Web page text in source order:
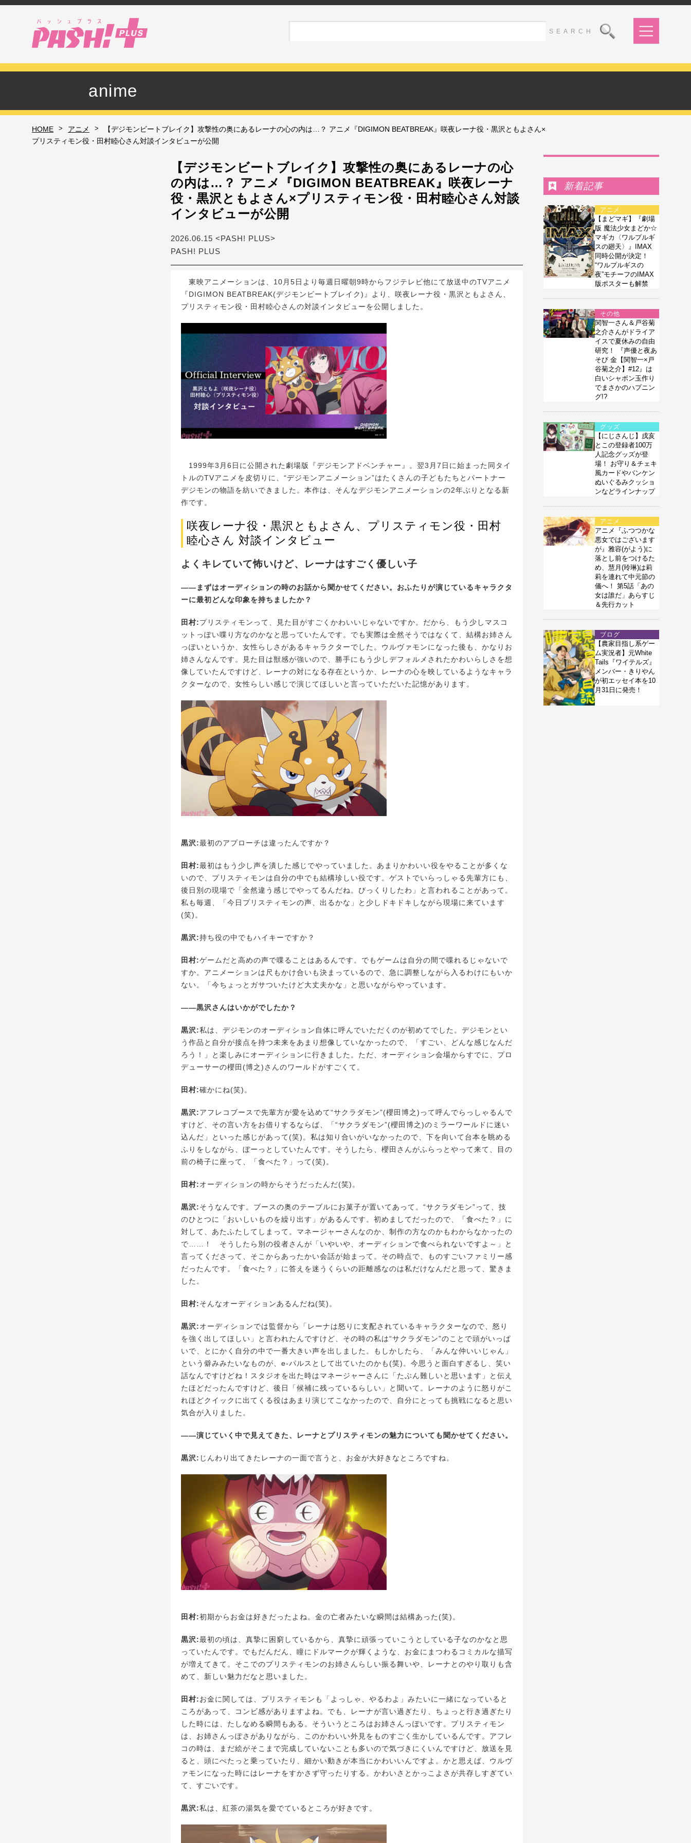
anime
HOME > アニメ >
【デジモンビートブレイク】攻撃性の奥にあるレーナの心の内は…？ アニメ『DIGIMON BEATBREAK』咲夜レーナ役・黒沢ともよさん×
プリスティモン役・田村睦心さん対談インタビューが公開
【デジモンビートブレイク】攻撃性の奥にあるレーナの心
の内は…？ アニメ『DIGIMON BEATBREAK』咲夜レーナ
役・黒沢ともよさん×プリスティモン役・田村睦心さん対談
インタビューが公開
2026.06.15 <PASH! PLUS>
PASH! PLUS
東映アニメーションは、10月5日より毎週日曜朝9時からフジテレビ他にて放送中のTVアニメ
『DIGIMON BEATBREAK(デジモンビートブレイク)』より、咲夜レーナ役・黒沢ともよさん、
プリスティモン役・田村睦心さんの対談インタビューを公開しました。
1999年3月6日に公開された劇場版『デジモンアドベンチャー』。翌3月7日に始まった同タイ
トルのTVアニメを皮切りに、“デジモンアニメーション”はたくさんの子どもたちとパートナー
デジモンの物語を紡いできました。本作は、そんなデジモンアニメーションの2年ぶりとなる新
作です。
咲夜レーナ役・黒沢ともよさん、プリスティモン役・田村
睦心さん 対談インタビュー
よくキレていて怖いけど、レーナはすごく優しい子
――まずはオーディションの時のお話から聞かせてください。おふたりが演じているキャラクタ
ーに最初どんな印象を持ちましたか？
田村:プリスティモンって、見た目がすごくかわいいじゃないですか。だから、もう少しマスコ
ットっぽい喋り方なのかなと思っていたんです。でも実際は全然そうではなくて、結構お姉さん
っぽいというか、女性らしさがあるキャラクターでした。ウルヴァモンになった後も、かなりお
姉さんなんです。見た目は獣感が強いので、勝手にもう少しデフォルメされたかわいらしさを想
像していたんですけど、レーナの対になる存在というか、レーナの心を映しているようなキャラ
クターなので、女性らしい感じで演じてほしいと言っていただいた記憶があります。
黒沢:最初のアプローチは違ったんですか？
田村:最初はもう少し声を潰した感じでやっていました。あまりかわいい役をやることが多くな
いので、プリスティモンは自分の中でも結構珍しい役です。ゲストでいらっしゃる先輩方にも、
後日別の現場で「全然違う感じでやってるんだね。びっくりしたわ」と言われることがあって。
私も毎週、「今日プリスティモンの声、出るかな」と少しドキドキしながら現場に来ています
(笑)。
黒沢:持ち役の中でもハイキーですか？
田村:ゲームだと高めの声で喋ることはあるんです。でもゲームは自分の間で喋れるじゃないで
すか。アニメーションは尺もかけ合いも決まっているので、急に調整しながら入るわけにもいか
ない。「今ちょっとガサついたけど大丈夫かな」と思いながらやっています。
――黒沢さんはいかがでしたか？
黒沢:私は、デジモンのオーディション自体に呼んでいただくのが初めてでした。デジモンとい
う作品と自分が接点を持つ未来をあまり想像していなかったので、「すごい、どんな感じなんだ
ろう！」と楽しみにオーディションに行きました。ただ、オーディション会場からすでに、プロ
デューサーの櫻田(博之)さんのワールドがすごくて。
田村:確かにね(笑)。
黒沢:アフレコブースで先輩方が愛を込めて“サクラダモン”(櫻田博之)って呼んでらっしゃるんで
すけど、その言い方をお借りするならば、「“サクラダモン”(櫻田博之)のミラーワールドに迷い
込んだ」といった感じがあって(笑)。私は知り合いがいなかったので、下を向いて台本を眺める
ふりをしながら、ぼーっとしていたんです。そうしたら、櫻田さんがふらっとやって来て、目の
前の椅子に座って、「食べた？」って(笑)。
田村:オーディションの時からそうだったんだ(笑)。
黒沢:そうなんです。ブースの奥のテーブルにお菓子が置いてあって。“サクラダモン”って、技
のひとつに「おいしいものを繰り出す」があるんです。初めましてだったので、「食べた？」に
対して、あたふたしてしまって。マネージャーさんなのか、制作の方なのかもわからなかったの
で……！ そうしたら別の役者さんが「いやいや、オーディションで食べられないですよ～」と
言ってくださって、そこからあったかい会話が始まって。その時点で、ものすごいファミリー感
だったんです。「食べた？」に答えを迷うくらいの距離感なのは私だけなんだと思って、驚きま
した。
田村:そんなオーディションあるんだね(笑)。
黒沢:オーディションでは監督から「レーナは怒りに支配されているキャラクターなので、怒り
を強く出してほしい」と言われたんですけど、その時の私は“サクラダモン”のことで頭がいっぱ
いで、とにかく自分の中で一番大きい声を出しました。もしかしたら、「みんな仲いいじゃん」
という僻みみたいなものが、e-パルスとして出ていたのかも(笑)。今思うと面白すぎるし、笑い
話なんですけどね！スタジオを出た時はマネージャーさんに「たぶん難しいと思います」と伝え
たほどだったんですけど、後日「候補に残っているらしい」と聞いて。レーナのように怒りがこ
れほどクイックに出てくる役はあまり演じてこなかったので、自分にとっても挑戦になると思い
気合が入りました。
――演じていく中で見えてきた、レーナとプリスティモンの魅力についても聞かせてください。
黒沢: じんわり出てきたレーナの一面で言うと、お金が大好きなところですね。
田村:初期からお金は好きだったよね。金の亡者みたいな瞬間は結構あった(笑)。
黒沢:最初の頃は、真摯に困窮しているから、真摯に頑張っていこうとしている子なのかなと思
っていたんです。でもだんだん、瞳にドルマークが輝くような、お金にまつわるコミカルな描写
が増えてきて。そこでのプリスティモンのお姉さんらしい振る舞いや、レーナとのやり取りも含
めて、新しい魅力だなと思いました。
田村:お金に関しては、プリスティモンも「よっしゃ、やるわよ」みたいに一緒になっていると
ころがあって、コンビ感がありますよね。でも、レーナが言い過ぎたり、ちょっと行き過ぎたり
した時には、たしなめる瞬間もある。そういうところはお姉さんっぽいです。プリスティモン
は、お姉さんっぽさがありながら、このかわいい外見をものすごく生かしているんです。アフレ
コの時は、まだ絵がそこまで完成していないことも多いので気づきにくいんですけど、放送を見
ると、頭にぺたっと乗っていたり、細かい動きが本当にかわいいんですよ。かと思えば、ウルヴ
ァモンになった時にはレーナをすかさず守ったりする。かわいさとかっこよさが共存しすぎてい
て、すごいです。
黒沢:私は、紅茶の湯気を愛でているところが好きです。
新着記事
アニメ
【まどマギ】『劇場
版 魔法少女まどか☆
マギカ〈ワルプルギ
スの廻天〉』IMAX
同時公開が決定！
“ワルプルギスの
夜”モチーフのIMAX
版ポスターも解禁
その他
関智一さん＆戸谷菊
之介さんがドライア
イスで夏休みの自由
研究！ 『声優と夜あ
そび 金【関智一×戸
谷菊之介】#12』は
白いシャボン玉作り
でまさかのハプニン
グ!?
グッズ
【にじさんじ】戌亥
とこの登録者100万
人記念グッズが登
場！ お守り＆チェキ
風カードやバンケン
ぬいぐるみクッショ
ンなどラインナップ
アニメ
アニメ『ふつつかな
悪女ではございます
が』雅容(がよう)に
落とし前をつけるた
め、慧月(玲琳)は莉
莉を連れて中元節の
儀へ！ 第5話「あの
女は誰だ」あらすじ
＆先行カット
ブログ
【農家目指し系ゲー
ム実況者】元White
Tails『ワイテルズ』
メンバー・きりやん
が初エッセイ本を10
月31日に発売！